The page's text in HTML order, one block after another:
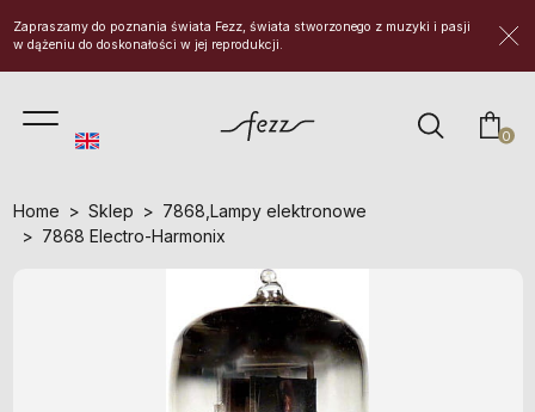
Zapraszamy do poznania świata Fezz, świata stworzonego z muzyki i pasji
w dążeniu do doskonałości w jej reprodukcji.
0
Home Sklep 7868 Lampy elektronowe
7868 Electro-Harmonix